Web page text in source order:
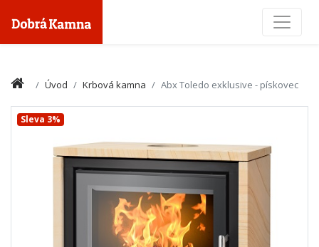
Úvod Krbová kamna Abx Toledo exklusive - pískovec
Sleva 3%